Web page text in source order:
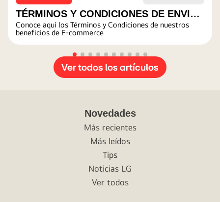
TÉRMINOS Y CONDICIONES DE ENVIÓ
GRATUITO Y MÁS
Conoce aquí los Términos y Condiciones de nuestros
beneficios de E-commerce
Ver todos los artículos
Novedades
Más recientes
Más leídos
Tips
Noticias LG
Ver todos